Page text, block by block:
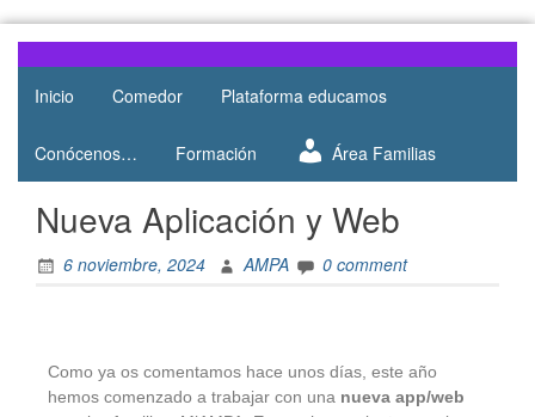
AMPA
Salesianos
Atocha
AMPA del
Colegio
de Atocha
Inicio Comedor Plataforma educamos
Conócenos… Formación Área Familias
Nueva Aplicación y Web
6 noviembre, 2024 AMPA 0 comment
Como ya os comentamos hace unos días, este año
hemos comenzado a trabajar con una nueva app/web